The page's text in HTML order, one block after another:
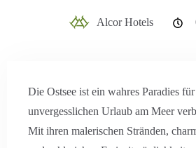
Alcor Hotels
Die Ostsee ist ein wahres Paradies
unvergesslichen Urlaub am Meer
Mit ihren malerischen Stränden,